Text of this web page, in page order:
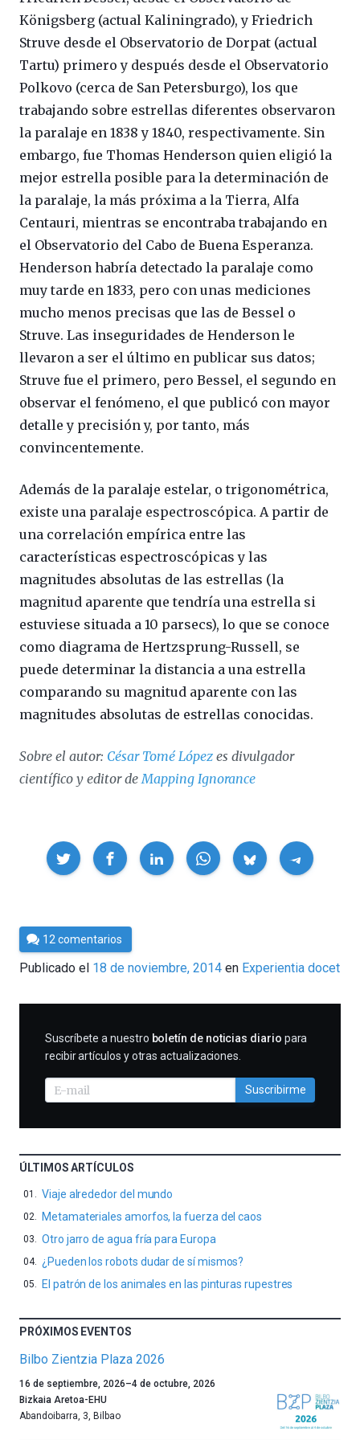
Königsberg (actual Kaliningrado), y Friedrich
Struve desde el Observatorio de Dorpat (actual
Tartu) primero y después desde el Observatorio
Polkovo (cerca de San Petersburgo), los que
trabajando sobre estrellas diferentes observaron
la paralaje en 1838 y 1840, respectivamente. Sin
embargo, fue Thomas Henderson quien eligió la
mejor estrella posible para la determinación de
la paralaje, la más próxima a la Tierra, Alfa
Centauri, mientras se encontraba trabajando en
el Observatorio del Cabo de Buena Esperanza.
Henderson habría detectado la paralaje como
muy tarde en 1833, pero con unas mediciones
mucho menos precisas que las de Bessel o
Struve. Las inseguridades de Henderson le
llevaron a ser el último en publicar sus datos;
Struve fue el primero, pero Bessel, el segundo en
observar el fenómeno, el que publicó con mayor
detalle y precisión y, por tanto, más
convincentemente.
Además de la paralaje estelar, o trigonométrica,
existe una paralaje espectroscópica. A partir de
una correlación empírica entre las
características espectroscópicas y las
magnitudes absolutas de las estrellas (la
magnitud aparente que tendría una estrella si
estuviese situada a 10 parsecs), lo que se conoce
como diagrama de Hertzsprung-Russell, se
puede determinar la distancia a una estrella
comparando su magnitud aparente con las
magnitudes absolutas de estrellas conocidas.
Sobre el autor: César Tomé López es divulgador
científico y editor deMapping Ignorance
Compartir
Por
César
Tomé
12 comentarios
Publicado el 18 de noviembre, 2014 en Experientia docet
SUSCRIBIRME
Suscríbete a nuestro boletín de noticias diario para
recibir artículos y otras actualizaciones.
Suscribirme
ÚLTIMOS ARTÍCULOS
Viaje alrededor del mundo
Metamateriales amorfos, la fuerza del caos
Otro jarro de agua fría para Europa
¿Pueden los robots dudar de sí mismos?
El patrón de los animales en las pinturas rupestres
PRÓXIMOS EVENTOS
Bilbo Zientzia Plaza 2026
Un
año
más,
16 de septiembre, 2026–4 de octubre, 2026
Bizkaia Aretoa-EHU
Abandoibarra, 3, Bilbao